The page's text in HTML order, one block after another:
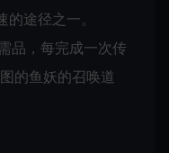
途径之一。
品，每完成一次传
的鱼妖的召唤道